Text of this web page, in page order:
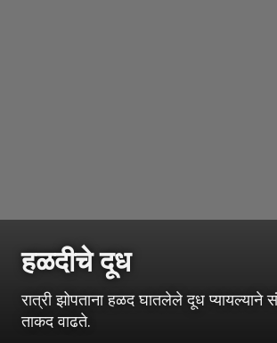
हळदीचे दूध
रात्री झोपताना हळद घातलेले दूध प्यायल्याने
ताकद वाढते.